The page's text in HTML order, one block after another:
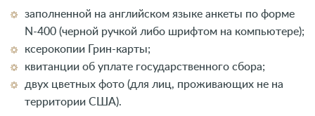
заполненной на английском языке анкеты по форме
N-400 (черной ручкой либо шрифтом на компьютере);
ксерокопии Грин-карты;
квитанции об уплате государственного сбора;
двух цветных фото (для лиц, проживающих не на
территории США).